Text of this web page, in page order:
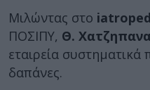
Μιλώντας στο
ΠΟΣΙΠΥ, Θ.
εταιρεία συστηματικά
δαπάνες.